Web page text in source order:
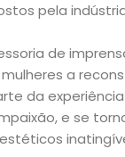
pela
de
a
da
e se